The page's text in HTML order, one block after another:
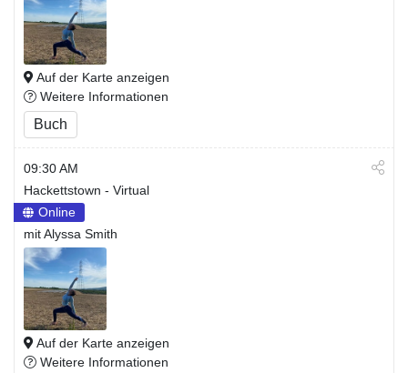
Auf der Karte anzeigen
Weitere Informationen
Buch
09:30 AM
Hackettstown - Virtual
Online
mit Alyssa Smith
Auf der Karte anzeigen
Weitere Informationen